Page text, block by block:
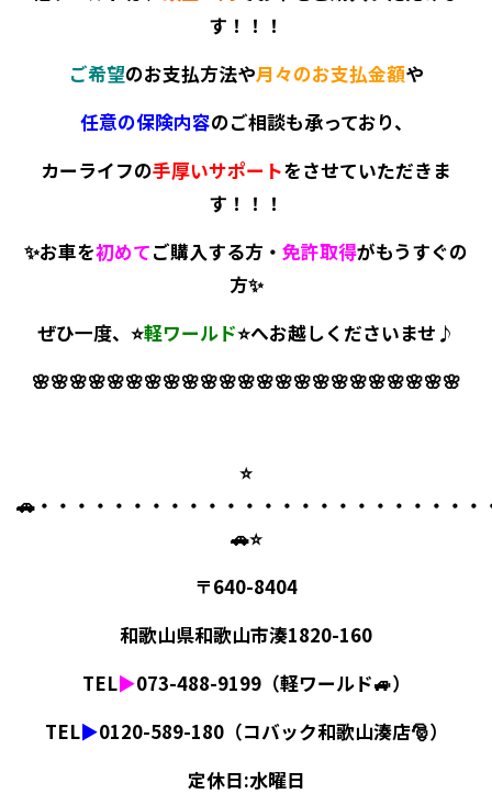
す！！！
ご希望のお支払方法や月々のお支払金額や
任意の保険内容のご相談も承っており、
カーライフの手厚いサポートをさせていただきま
す！！！
✨お車を初めてご購入する方・ 免許取得がもうすぐの
方✨
ぜひ一度、⭐軽ワールド⭐へお越しくださいませ♪
🌸🌸🌸🌸🌸🌸🌸🌸🌸🌸🌸🌸🌸🌸🌸🌸🌸🌸🌸🌸🌸🌸🌸
⭐
🚗・・・・・・・・・・・・・・・・・・・・・・・・
🚗⭐
〒640-8404
和歌山県和歌山市湊1820-160
TEL▶073-488-9199（軽ワールド🚙）
TEL▶0120-589-180（コバック和歌山湊店🎅）
定休日:水曜日